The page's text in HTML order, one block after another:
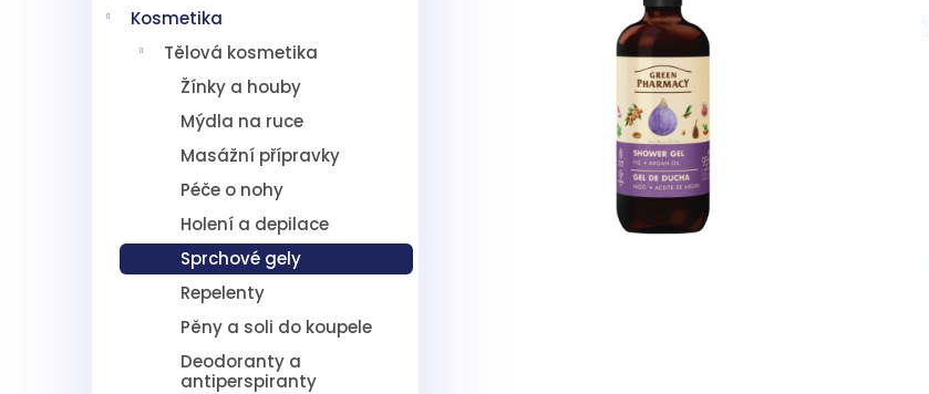
Kosmetika
Tělová kosmetika
Žínky a houby
Mýdla na ruce
Masážní přípravky
Péče o nohy
Holení a depilace
Sprchové gely
Repelenty
Pěny a soli do koupele
Deodoranty a
antiperspiranty